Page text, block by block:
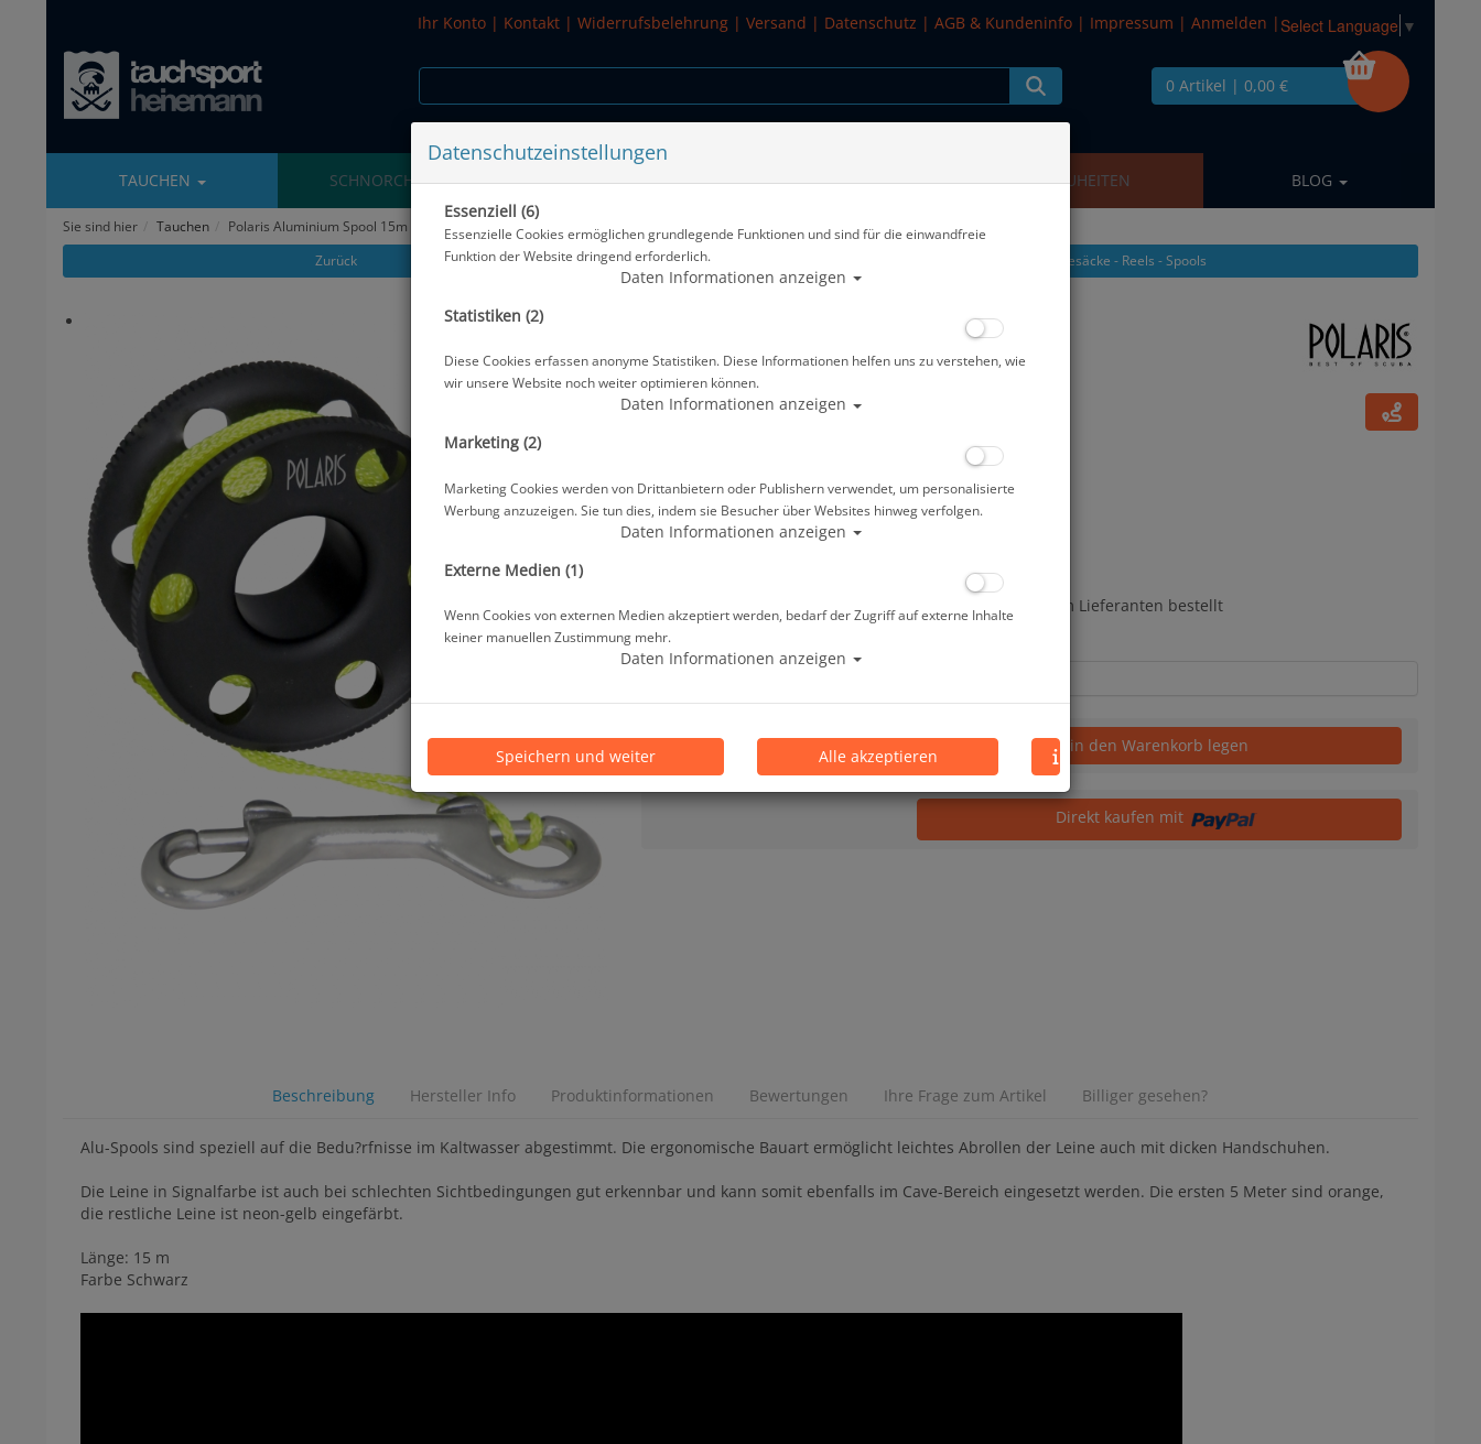
Ihr Konto | Kontakt | Widerrufsbelehrung | Versand | Datenschutz | AGB & Kundeninfo | Impressum | Anmelden | Select Language ▼
0 Artikel | 0,00 €
TAUCHEN SCHNORCHELN WASSERSPORT SALE NEUHEITEN BLOG
Sie sind hier Tauchen
Polaris Aluminium Spool 15m - Farbe Schwarz
Zurück
Alle Artikel zeigen aus: Bojen - Hebesäcke - Reels - Spools
Polaris Aluminium Spool 15m - Farbe Schwarz
Artikelnr.: pol-26604
47,95 €*
Lieferbar in 3-5 Werktagen, der Artikel ist bereits beim Lieferanten bestellt
Prämienpunkte: 48
Stk. in den Warenkorb legen
Direkt kaufen mit
Beschreibung Hersteller Info Produktinformationen Bewertungen Ihre Frage zum Artikel Billiger gesehen?
Alu-Spools sind speziell auf die Bedu?rfnisse im Kaltwasser abgestimmt. Die ergonomische Bauart ermöglicht leichtes Abrollen der Leine auch mit dicken Handschuhen.
Die Leine in Signalfarbe ist auch bei schlechten Sichtbedingungen gut erkennbar und kann somit ebenfalls im Cave-Bereich eingesetzt werden. Die ersten 5 Meter sind orange,
die restliche Leine ist neon-gelb eingefärbt.
Länge: 15 m
Farbe Schwarz
Datenschutzeinstellungen
Essenziell (6)
Essenzielle Cookies ermöglichen grundlegende Funktionen und sind für die einwandfreie
Funktion der Website dringend erforderlich.
Daten Informationen anzeigen
Statistiken (2)
Diese Cookies erfassen anonyme Statistiken. Diese Informationen helfen uns zu verstehen, wie
wir unsere Website noch weiter optimieren können.
Daten Informationen anzeigen
Marketing (2)
Marketing Cookies werden von Drittanbietern oder Publishern verwendet, um personalisierte
Werbung anzuzeigen. Sie tun dies, indem sie Besucher über Websites hinweg verfolgen.
Daten Informationen anzeigen
Externe Medien (1)
Wenn Cookies von externen Medien akzeptiert werden, bedarf der Zugriff auf externe Inhalte
keiner manuellen Zustimmung mehr.
Daten Informationen anzeigen
Speichern und weiter Alle akzeptieren